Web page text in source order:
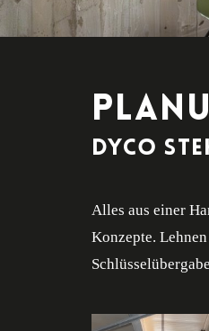
DYCO
Alles aus einer
Konzepte.